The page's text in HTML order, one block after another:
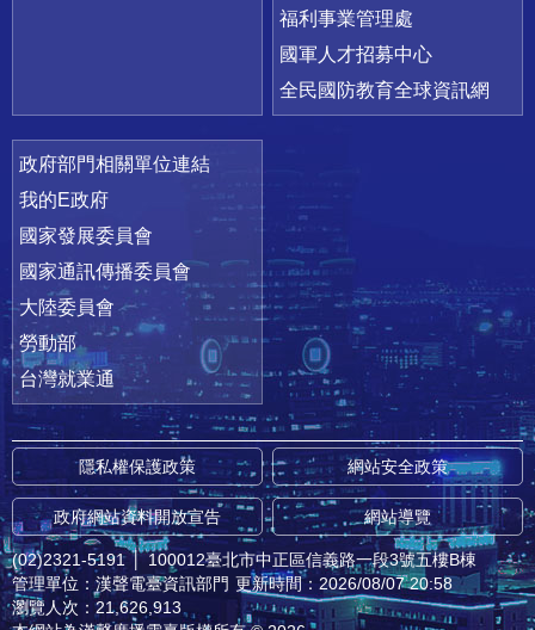
福利事業管理處
國軍人才招募中心
全民國防教育全球資訊網
政府部門相關單位連結
我的E政府
國家發展委員會
國家通訊傳播委員會
大陸委員會
勞動部
台灣就業通
隱私權保護政策 網站安全政策
政府網站資料開放宣告 網站導覽
(02)2321-5191 │ 100012臺北市中正區信義路一段3號五樓B棟
管理單位：漢聲電臺資訊部門 更新時間：2026/08/07 20:58
瀏覽人次：21,626,913